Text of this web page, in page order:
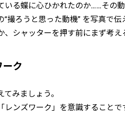
る蝶に心ひかれたのか……その動
“撮ろうと思った動機” を写真で
シャッターを押す前にまず考え
ク
みましょう。
ンズワーク」を意識することで